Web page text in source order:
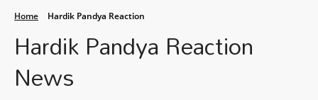
Home Hardik Pandya Reaction
Hardik Pandya Reaction
News